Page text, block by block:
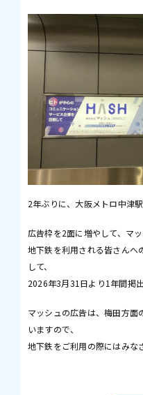
2年ぶりに、大阪メトロ中津
広告枠を2面に増やして、マ
地下鉄を利用される皆さんへ
して、
2026年3月31日より1年間掲出
マッシュの広告は、梅田方面
いますので、
地下鉄をご利用の際にはみな